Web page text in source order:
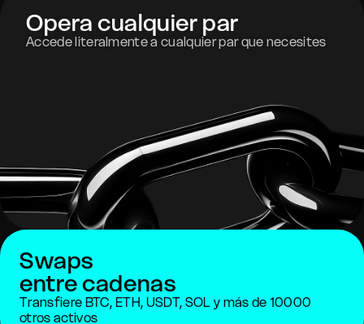
Opera cualquier par
Accede literalmente a cualquier par que necesites
Swaps
entre cadenas
Transfiere BTC, ETH, USDT, SOL y más de 10000
otros activos